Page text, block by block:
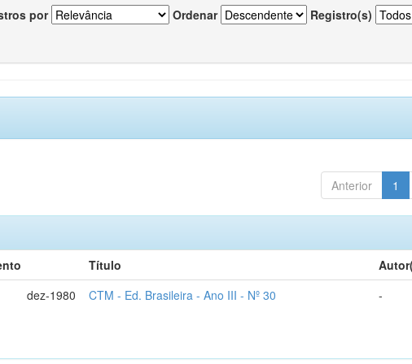
por Ordenar Registro(s)
Anterior 1
Título
dez-1980
CTM - Ed. Brasileira - Ano III - Nº 30 -